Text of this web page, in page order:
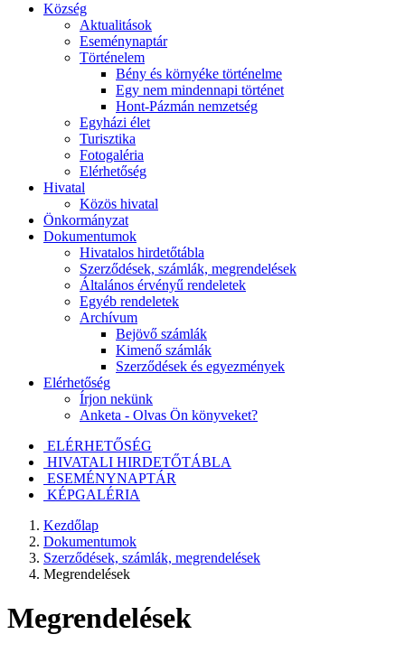
Község
Aktualitások
Eseménynaptár
Történelem
Bény és környéke történelme
Egy nem mindennapi történet
Hont-Pázmán nemzetség
Egyházi élet
Turisztika
Fotogaléria
Elérhetőség
Hivatal
Közös hivatal
Önkormányzat
Dokumentumok
Hivatalos hirdetőtábla
Szerződések, számlák, megrendelések
Általános érvényű rendeletek
Egyéb rendeletek
Archívum
Bejövő számlák
Kimenő számlák
Szerződések és egyezmények
Elérhetőség
Írjon nekünk
Anketa - Olvas Ön könyveket?
ELÉRHETŐSÉG
HIVATALI HIRDETŐTÁBLA
ESEMÉNYNAPTÁR
KÉPGALÉRIA
Kezdőlap
Dokumentumok
Szerződések, számlák, megrendelések
Megrendelések
Megrendelések